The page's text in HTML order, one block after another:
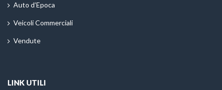
Auto d’Epoca
Veicoli Commerciali
Vendute
LINK UTILI